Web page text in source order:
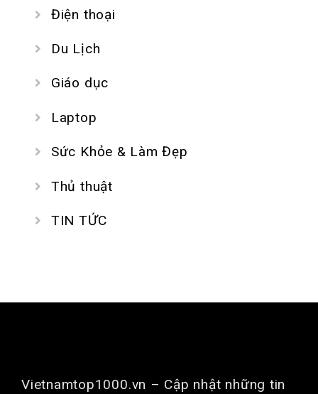
Điện thoại
Du Lịch
Giáo dục
Laptop
Sức Khỏe & Làm Đẹp
Thủ thuật
TIN TỨC
Vietnamtop1000.vn – Cập nhật những tin